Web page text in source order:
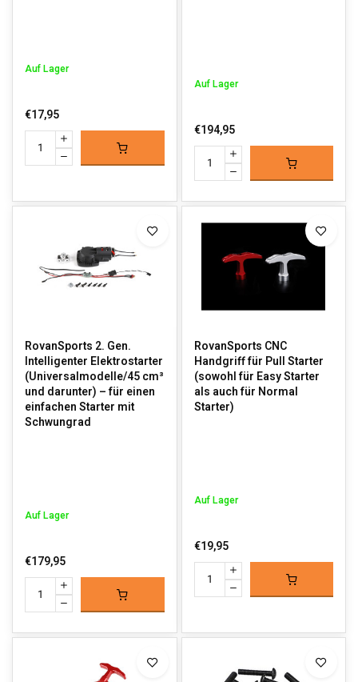
Auf Lager
€17,95
Auf Lager
€194,95
RovanSports 2. Gen.
Intelligenter Elektrostarter
(Universalmodelle/45 cm³
und darunter) – für einen
einfachen Starter mit
Schwungrad
Auf Lager
€179,95
RovanSports CNC
Handgriff für Pull Starter
(sowohl für Easy Starter
als auch für Normal
Starter)
Auf Lager
€19,95